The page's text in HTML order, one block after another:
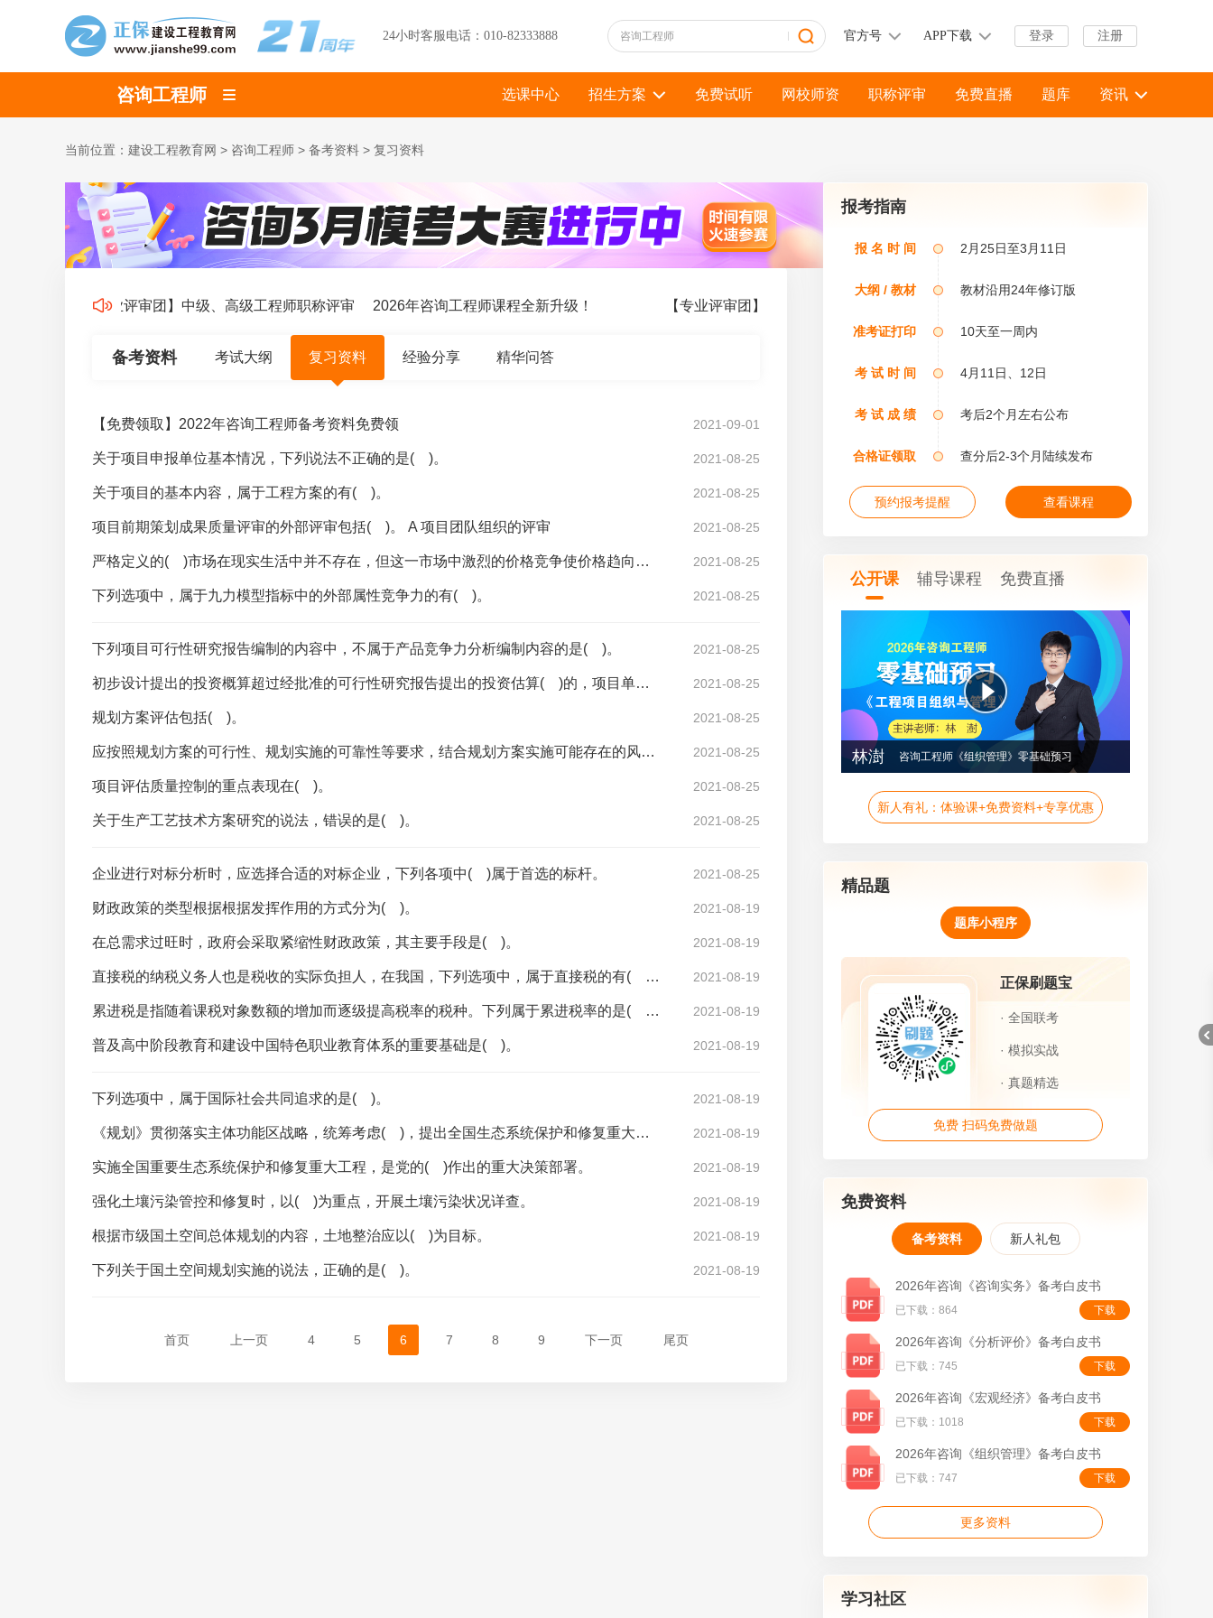
24小时客服电话：010-82333888 登录 注册
官方号 APP下载
咨询工程师 选课中心 招生方案 免费试听 网校师资 职称评审 免费直播 题库 资讯
当前位置： 建设工程教育网 > 咨询工程师 > 备考资料 > 复习资料
【专业评审团】中级、高级工程师职称评审 2026年咨询工程师课程全新升级！ 【专业评审团】中级、高级工程师职称评审
备考资料 考试大纲 复习资料 经验分享 精华问答
【免费领取】2022年咨询工程师备考资料免费领 2021-09-01
关于项目申报单位基本情况，下列说法不正确的是( )。 2021-08-25
关于项目的基本内容，属于工程方案的有( )。 2021-08-25
项目前期策划成果质量评审的外部评审包括( )。 A 项目团队组织的评审 2021-08-25
严格定义的( )市场在现实生活中并不存在，但这一市场中激烈的价格竞争使价格趋向于边际成本的描述在许多消费品市场中却屡见不鲜。 2021-08-25
下列选项中，属于九力模型指标中的外部属性竞争力的有( )。 2021-08-25
下列项目可行性研究报告编制的内容中，不属于产品竞争力分析编制内容的是( )。 2021-08-25
初步设计提出的投资概算超过经批准的可行性研究报告提出的投资估算( )的，项目单位应当向投资主管部门或者其他有关部门报告，投资主管部门或者其他有关部门可以要求项目单位重新报送可行性研究报告。 2021-08-25
规划方案评估包括( )。 2021-08-25
应按照规划方案的可行性、规划实施的可靠性等要求，结合规划方案实施可能存在的风险因素分析，从( )等不同角度，提出规避实施风险的措施建议。 2021-08-25
项目评估质量控制的重点表现在( )。 2021-08-25
关于生产工艺技术方案研究的说法，错误的是( )。 2021-08-25
企业进行对标分析时，应选择合适的对标企业，下列各项中( )属于首选的标杆。 2021-08-25
财政政策的类型根据根据发挥作用的方式分为( )。 2021-08-19
在总需求过旺时，政府会采取紧缩性财政政策，其主要手段是( )。 2021-08-19
直接税的纳税义务人也是税收的实际负担人，在我国，下列选项中，属于直接税的有( )。 2021-08-19
累进税是指随着课税对象数额的增加而逐级提高税率的税种。下列属于累进税率的是( )。 2021-08-19
普及高中阶段教育和建设中国特色职业教育体系的重要基础是( )。 2021-08-19
下列选项中，属于国际社会共同追求的是( )。 2021-08-19
《规划》贯彻落实主体功能区战略，统筹考虑( )，提出全国生态系统保护和修复重大工程总体布局。 2021-08-19
实施全国重要生态系统保护和修复重大工程，是党的( )作出的重大决策部署。 2021-08-19
强化土壤污染管控和修复时，以( )为重点，开展土壤污染状况详查。 2021-08-19
根据市级国土空间总体规划的内容，土地整治应以( )为目标。 2021-08-19
下列关于国土空间规划实施的说法，正确的是( )。 2021-08-19
首页 上一页 4 5 6 7 8 9 下一页 尾页
报考指南
报 名 时 间 2月25日至3月11日
大纲 / 教材 教材沿用24年修订版
准考证打印 10天至一周内
考 试 时 间 4月11日、12日
考 试 成 绩 考后2个月左右公布
合格证领取 查分后2-3个月陆续发布
预约报考提醒 查看课程
公开课 辅导课程 免费直播
林澍 咨询工程师《组织管理》零基础预习
免费试听
新人有礼：体验课+免费资料+专享优惠
精品题
题库小程序
正保刷题宝
· 全国联考
· 模拟实战
· 真题精选
免费 扫码免费做题
免费资料
备考资料 新人礼包
2026年咨询《咨询实务》备考白皮书
已下载：864 下载
2026年咨询《分析评价》备考白皮书
已下载：745 下载
2026年咨询《宏观经济》备考白皮书
已下载：1018 下载
2026年咨询《组织管理》备考白皮书
已下载：747 下载
更多资料
学习社区